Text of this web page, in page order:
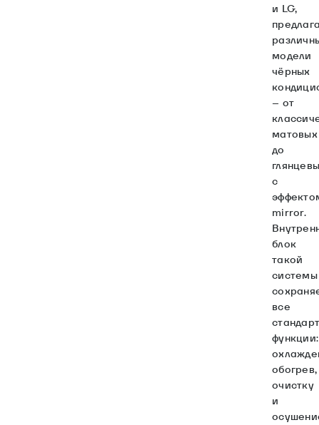
и LG,
модели
чёрных
– от
матовых
до
с
mirror.
блок
такой
системы
все
функции:
обогрев,
очистку
и